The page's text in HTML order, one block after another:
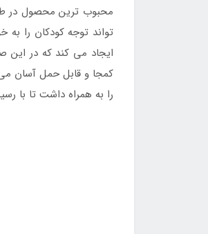
محبوب ترین محصول در
تواند توجه کودکان را
ایجاد می کند که در این
کمجا و قابل حمل آسان
را به همراه داشت تا با